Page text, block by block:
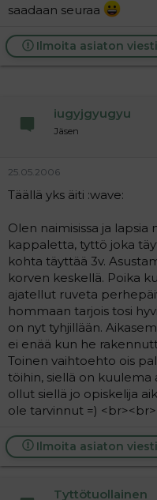
saadaan seuraa
Ilmoita asiaton viesti
iugyjgyugyu
Jäsen
25.05.2006
Täällä yks äiti :wave:
Olen naimisissa ja
kappaletta, tyttö joka
kohta täyttää 3v.
korven keskellä. Poika
ajatellut ruveta
hommaan tarjois tosi
on nyt tyhjillään.
ei enää kun he
Toinen vaihtoehto ois
töihin, siellä on kuulema
ollut siellä jo opiskelija
ole tarvinnut =) <br><br>
Ilmoita asiaton viesti
Tyttötuollainen